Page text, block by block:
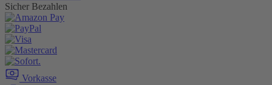
Sicher Bezahlen
Vorkasse